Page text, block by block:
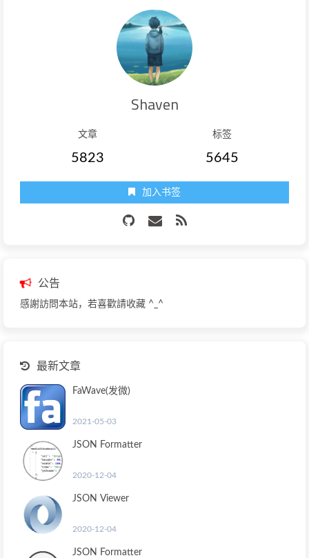
Shaven
文章
5823
标签
5645
加入书签
公告
感謝訪問本站，若喜歡請收藏 ^_^
最新文章
FaWave(发微)
2021-05-03
JSON Formatter
2020-12-04
JSON Viewer
2020-12-04
JSON Formatter